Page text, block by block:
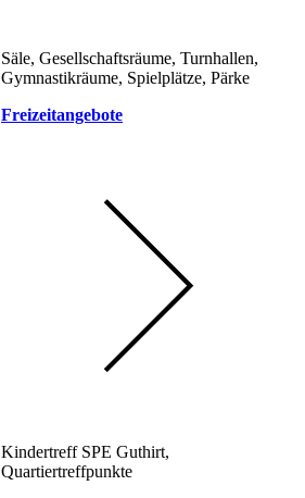
Säle, Gesellschaftsräume, Turnhallen,
Gymnastikräume, Spielplätze, Pärke
Freizeitangebote
Kindertreff SPE Guthirt,
Quartiertreffpunkte